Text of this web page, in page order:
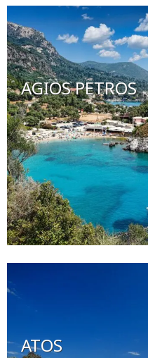
AGIOS PETROS
ATOS